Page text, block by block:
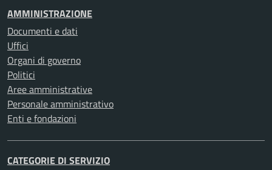
AMMINISTRAZIONE
Documenti e dati
Uffici
Organi di governo
Politici
Aree amministrative
Personale amministrativo
Enti e fondazioni
CATEGORIE DI SERVIZIO